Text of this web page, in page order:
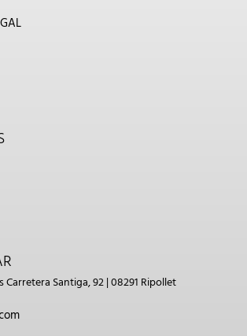
Carretera Santiga, 92 | 08291 Ripollet